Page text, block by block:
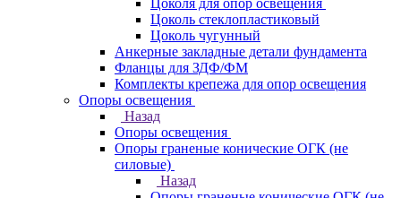
Цоколя для опор освещения
Цоколь стеклопластиковый
Цоколь чугунный
Анкерные закладные детали фундамента
Фланцы для ЗДФ/ФМ
Комплекты крепежа для опор освещения
Опоры освещения
Назад
Опоры освещения
Опоры граненые конические ОГК (не
силовые)
Назад